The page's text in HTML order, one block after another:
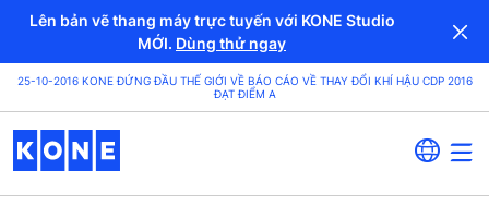
Lên bản vẽ thang máy trực tuyến với KONE Studio
MỚI. Dùng thử ngay
25-10-2016 KONE ĐỨNG ĐẦU THẾ GIỚI VỀ BÁO CÁO VỀ THAY ĐỔI KHÍ HẬU CDP 2016
ĐẠT ĐIỂM A